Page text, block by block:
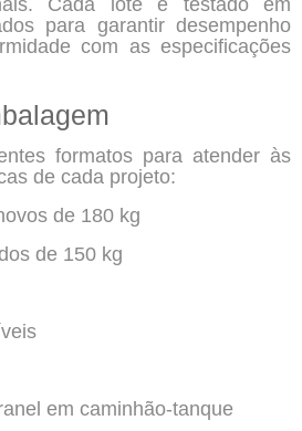
para garantir desempenho
com as especificações
formatos para atender às
de cada projeto:
de 180 kg
de 150 kg
em caminhão-tanque